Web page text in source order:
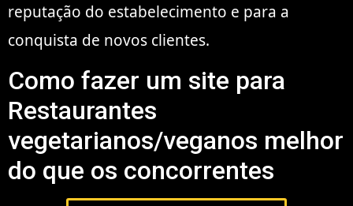
reputação do estabelecimento e para a
conquista de novos clientes.
Como fazer um site para
Restaurantes
vegetarianos/veganos melhor
do que os concorrentes